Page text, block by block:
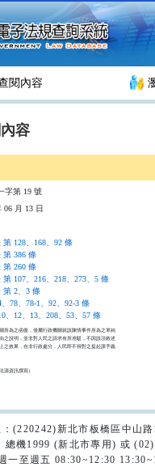
閱內容
容
字第 19 號
06 月 13 日
128、168、92 條
第 386 條
第 260 條
107、216、218、273、5 條
第 2、3 條
78、78-1、92、92-3 條
、12、13、208、53、57 條
所為之函復，僅屬行政機關就該陳情事件所為之單純
之說明，並非對人民之請求有所准駁，不因該項敘述
之效果，自非行政處分，人民即不得對之提起課予義
源資訊撰寫）
(220242)新北市板橋區中山路
總機1999 (新北市專用) 或
一至週五 08:30~12:30